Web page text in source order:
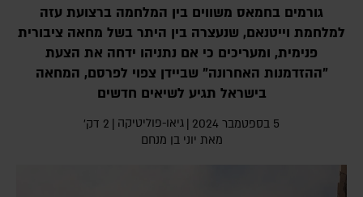
גורמים בחמאס משווים בין המלחמה ברצועת עזה
למלחמת וייטנאם, שנעצרה בין היתר בשל מחאה ציבורית
פנימית, ומעריכים כי אם נתניהו ידחה את הצעת
"ההזדמנות האחרונה" שביידן צפוי לפרסם, המחאה
בישראל תגיע לשיאים חדשים
5 בספטמבר 2024 | גיאו-פוליטיקה | 2 דק׳
מאת יוני בן מנחם